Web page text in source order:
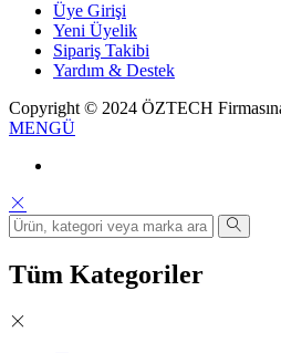
Üye Girişi
Yeni Üyelik
Sipariş Takibi
Yardım & Destek
Copyright © 2024 ÖZTECH
MENGÜ
Tüm Kategoriler